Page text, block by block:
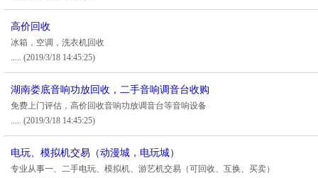
高价回收
冰箱，空调，洗衣机回收
..... (2019/3/18 14:45:25)
湖南娄底音响功放回收，二手音响调音台收购
免费上门评估，高价回收音响功放调音台等音响设备
..... (2019/3/18 14:45:25)
电玩、模拟机交易（动漫城，电玩城）
专业从事一、二手电玩、模拟机、游艺机交易（可回收、互换、买卖）